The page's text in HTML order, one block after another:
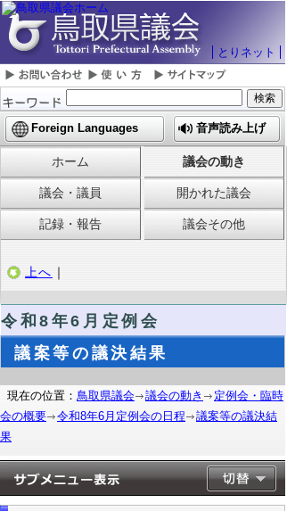
とりネット
Foreign Languages 音声読み上げ
ホーム 議会の動き
議会・議員 開かれた議会
記録・報告 議会その他
上へ ｜
令和8 年6月定例会
議案等の議決結果
現在の位置： 鳥取県議会 議会の動き
定例会・臨時
会の概要
令和8年6月定例会の日程
議案等の議決結
果